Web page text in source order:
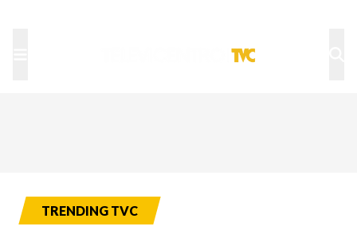
TRENDING TVC